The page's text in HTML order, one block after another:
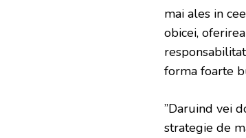
mai ales in
obicei,
forma foarte
”Daruind vei
strategie de